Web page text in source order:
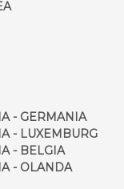
- GERMANIA
- LUXEMBURG
- BELGIA
- OLANDA